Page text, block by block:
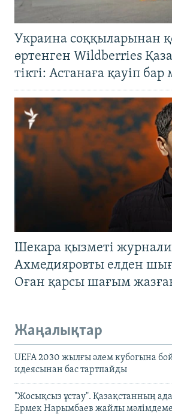
Украина соққыларынан
өртенген Wildberries
тікті: Астанаға қауіп бар
Шекара қызметі
Ахмедияровты елден
Оған қарсы шағым
Жаңалықтар
UEFA 2030 жылғы әлем кубогына
идеясынан бас тартпайды
"Жосықсыз ұстау". Қазақстанның
Ермек Нарымбаев жайлы